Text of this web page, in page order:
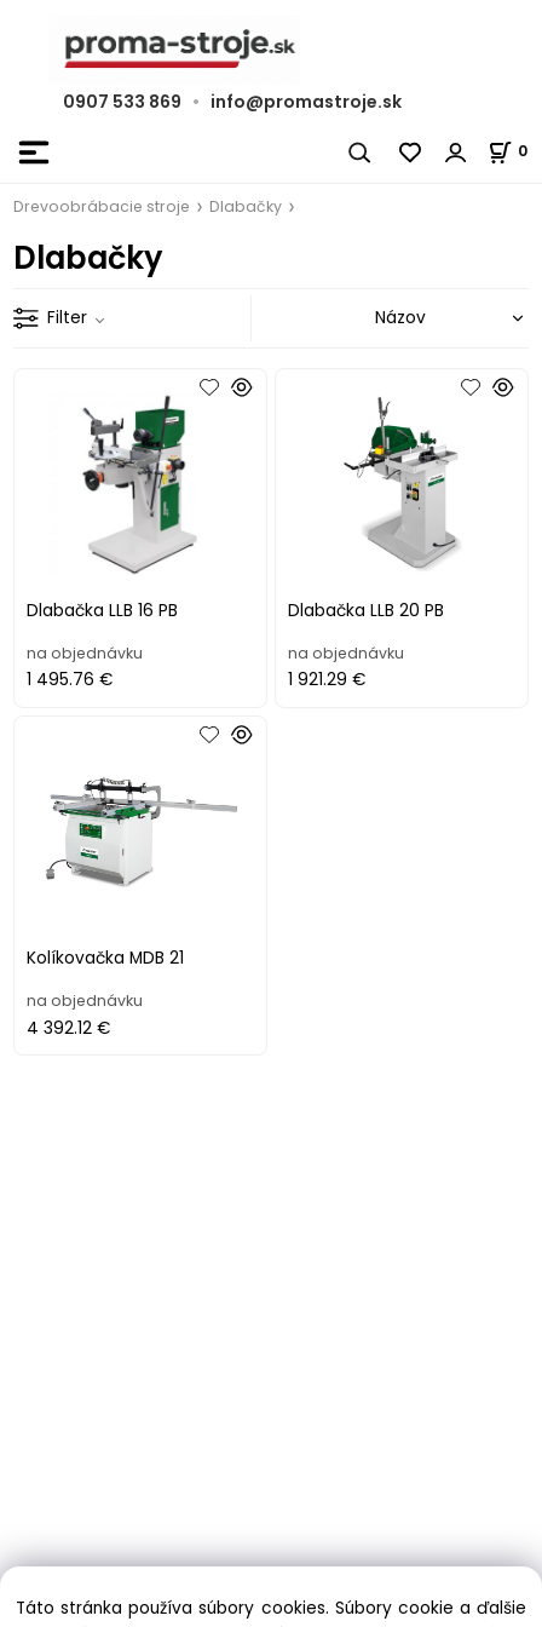
0907 533 869 • info@promastroje.sk
0
Drevoobrábacie stroje Dlabačky
Dlabačky
Filter
Dlabačka LLB 16 PB
na objednávku
1 495.76 €
Dlabačka LLB 20 PB
na objednávku
1 921.29 €
Kolíkovačka MDB 21
na objednávku
4 392.12 €
Táto stránka používa súbory cookies. Súbory cookie a ďalšie